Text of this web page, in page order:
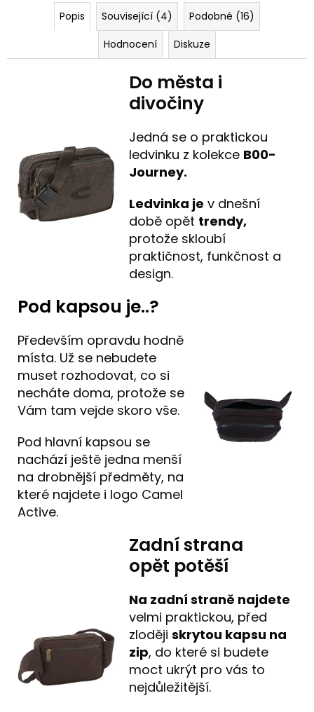
Popis Související (4)
Podobné (16)
Hodnocení
Diskuze
Do města i
divočiny
Jedná se o praktickou
ledvinku z kolekce B00-
Journey.
Ledvinka je v dnešní
době opět trendy,
protože skloubí
praktičnost, funkčnost a
design.
Pod kapsou je..?
Především opravdu hodně
místa. Už se nebudete
muset rozhodovat, co si
necháte doma, protože se
Vám tam vejde skoro vše.
Pod hlavní kapsou se
nachází ještě jedna menší
na drobnější předměty, na
které najdete i logo Camel
Active.
Zadní strana
opět potěší
Na zadní straně najdete
velmi praktickou, před
zlodějiskrytou kapsu na
zip, do které si budete
moct ukrýt pro vás to
nejdůležitější.